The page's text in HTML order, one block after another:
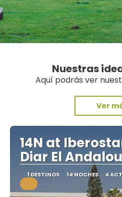
Nuestras
Aquí podrás ver
Ver
14N at
Diar El
1 DESTINOS 14 NOCHES 4
.